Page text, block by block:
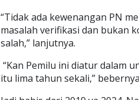
“Tidak ada kewenangan PN
masalah verifikasi dan bukan
salah,” lanjutnya.
“Kan Pemilu ini diatur dalam
itu lima tahun sekali,”